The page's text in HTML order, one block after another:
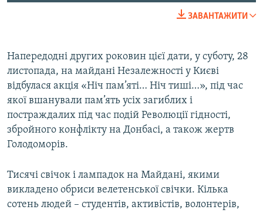
ЗАВАНТАЖИТИ
Напередодні других роковин цієї дати, у суботу, 28
листопада, на майдані Незалежності у Києві
відбулася акція «Ніч пам’яті… Ніч тиші…», під час
якої вшанували пам’ять усіх загиблих і
постраждалих під час подій Революції гідності,
збройного конфлікту на Донбасі, а також жертв
Голодоморів.
Тисячі свічок і лампадок на Майдані, якими
викладено обриси велетенської свічки. Кілька
сотень людей – студентів, активістів, волонтерів,